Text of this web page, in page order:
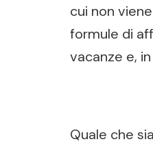
cui non
formule di
vacanze e,
Quale che